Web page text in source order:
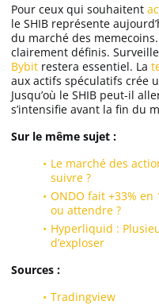
Pour ceux qui souhaitent
le SHIB représente
du marché des
clairement définis.
Bybit restera essentiel. La
aux actifs spéculatifs crée
Jusqu’où le SHIB peut-il
s’intensifie avant la fin du
Sur le même sujet :
Le marché des
suivre ?
ONDO fait +33%
ou attendre ?
Hyperliquid :
d’exploser
Sources :
Tradingview